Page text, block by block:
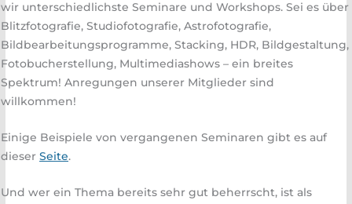
wir unterschiedlichste Seminare und Workshops. Sei es über
Blitzfotografie, Studiofotografie, Astrofotografie,
Bildbearbeitungsprogramme, Stacking, HDR, Bildgestaltung,
Fotobucherstellung, Multimediashows – ein breites
Spektrum! Anregungen unserer Mitglieder sind
willkommen!
Einige Beispiele von vergangenen Seminaren gibt es auf
dieserSeite.
Und wer ein Thema bereits sehr gut beherrscht, ist als